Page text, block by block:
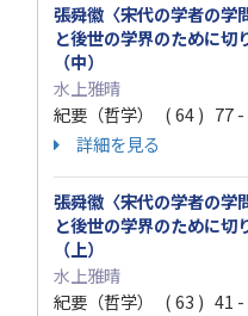
張舜徽〈宋代の学者の学
と後世の学界のために切
（中）
水上雅晴
紀要（哲学） ( 64 ) 77
詳細を見る
張舜徽〈宋代の学者の学
と後世の学界のために切
（上）
水上雅晴
紀要（哲学） ( 63 ) 41